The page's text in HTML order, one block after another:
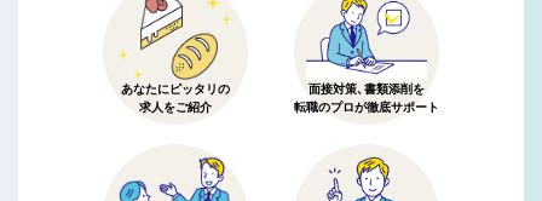
あなたにピッタリの
求人をご紹介
面接対策、書類添削を
転職のプロが徹底サポート